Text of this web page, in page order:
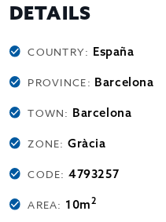
DETAILS
COUNTRY: España
PROVINCE: Barcelona
TOWN: Barcelona
ZONE:Gràcia
CODE:4793257
AREA: 10m2